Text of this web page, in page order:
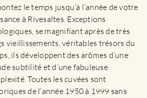
le temps jusqu’à l’année de votre
à Rivesaltes. Exceptions
se magnifiant après de très
vieillissements, véritables trésors du
ils développent des arômes d’une
subtilité et d’une fabuleuse
Toutes les cuvées sont
de l’année 1950 à 1999 sans